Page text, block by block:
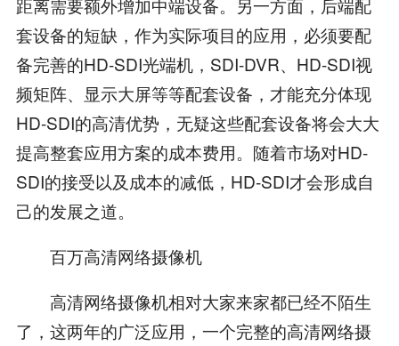
距离需要额外增加中端设备。另一方面，后端配
套设备的短缺，作为实际项目的应用，必须要配
备完善的HD-SDI光端机，SDI-DVR、HD-SDI视
频矩阵、显示大屏等等配套设备，才能充分体现
HD-SDI的高清优势，无疑这些配套设备将会大大
提高整套应用方案的成本费用。随着市场对HD-
SDI的接受以及成本的减低，HD-SDI才会形成自
己的发展之道。
百万高清网络摄像机
高清网络摄像机相对大家来家都已经不陌生
了，这两年的广泛应用，一个完整的高清网络摄